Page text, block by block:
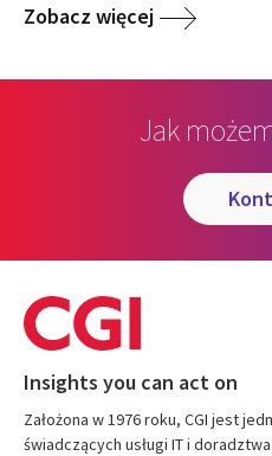
Zobacz więcej
Jak
Insights you can act on
Założona w 1976 roku, CGI jest
świadczących usługi IT i